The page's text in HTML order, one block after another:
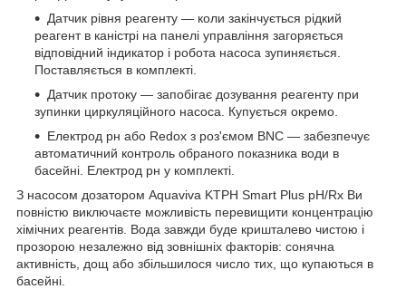
Датчик рівня реагенту — коли закінчується рідкий
реагент в каністрі на панелі управління загоряється
відповідний індикатор і робота насоса зупиняється.
Поставляється в комплекті.
Датчик протоку — запобігає дозування реагенту при
зупинки циркуляційного насоса. Купується окремо.
Електрод рн або Redox з роз'ємом BNC — забезпечує
автоматичний контроль обраного показника води в
басейні. Електрод рн у комплекті.
З насосом дозатором Aquaviva KTPH Smart Plus pH/Rx Ви
повністю виключаєте можливість перевищити концентрацію
хімічних реагентів. Вода завжди буде кришталево чистою і
прозорою незалежно від зовнішніх факторів: сонячна
активність, дощ або збільшилося число тих, що купаються в
басейні.